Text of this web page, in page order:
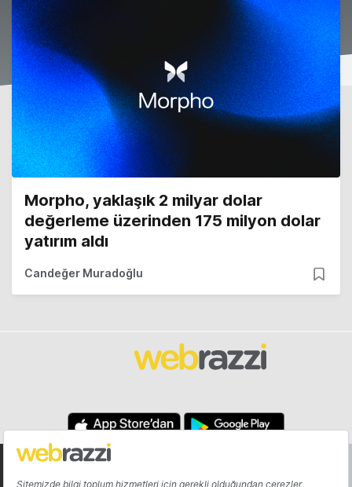
Morpho, yaklaşık 2 milyar dolar
değerleme üzerinden 175 milyon dolar
yatırım aldı
Candeğer Muradoğlu